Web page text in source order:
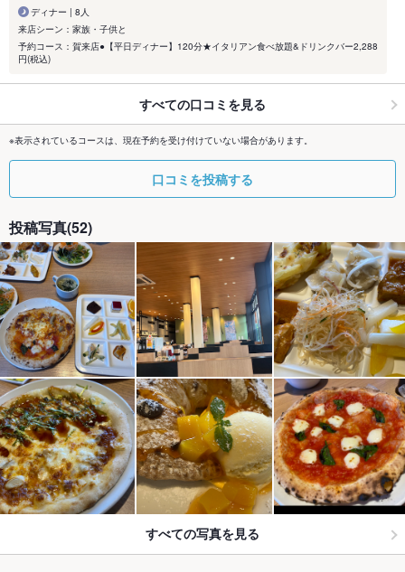
ディナー | 8人
来店シーン：家族・子供と
予約コース：賀来店●【平日ディナー】120分★イタリアン食べ放題&ドリンクバー2,288
円(税込)
すべての口コミを見る
※表示されているコースは、現在予約を受け付けていない場合があります。
口コミを投稿する
投稿写真(52)
すべての写真を見る